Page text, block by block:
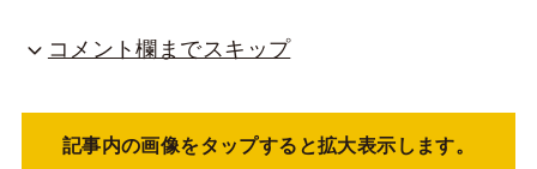
コメント欄までスキップ
記事内の画像をタップすると拡大表示します。